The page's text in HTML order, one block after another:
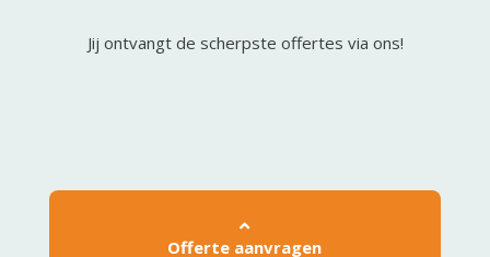
Jij ontvangt de scherpste offertes via ons!
Offerte aanvragen